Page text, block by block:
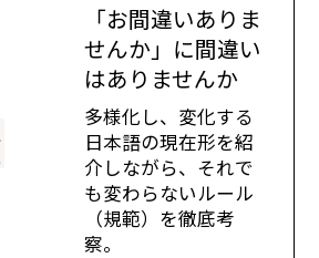
「お間違いありま
せんか」に間違い
はありませんか
多様化し、変化する
日本語の現在形を紹
介しながら、それで
も変わらないルール
（規範）を徹底考
察。